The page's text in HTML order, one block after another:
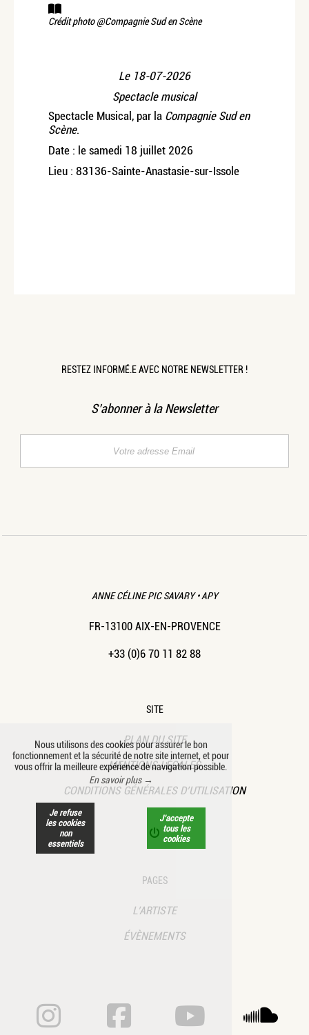
Nous utilisons des cookies pour assurer le bon
fonctionnement et la sécurité de notre site internet, et pour
vous offrir la meilleure expérience de navigation possible.
En savoir plus →
Je refuse
les cookies
non
essentiels
J’accepte
tous les
cookies
Crédit photo @Compagnie Sud en Scène
Le 18-07-2026
Spectacle musical
Spectacle Musical, par la Compagnie Sud en
Scène.
Date : le samedi 18 juillet 2026
Lieu : 83136-Sainte-Anastasie-sur-Issole
RESTEZ INFORMÉ.E AVEC NOTRE NEWSLETTER !
S’abonner à la Newsletter
ANNE CÉLINE PIC SAVARY • APY
FR-13100 AIX-EN-PROVENCE
+33 (0)6 70 11 82 88
SITE
PLAN DU SITE
MENTIONS LÉGALES
CONDITIONS GÉNÉRALES D’UTILISATION
PAGES
L’ARTISTE
ÉVÈNEMENTS
ANNE CÉLINE PIC
ANNE ANNE